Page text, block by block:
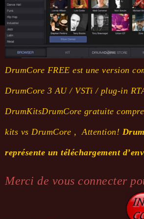
DrumCore FREE est une version
DrumCore 3 AU / VSTi / plug-in
DrumKitsDrumCore gratuite
kits vs DrumCore , Attention!
représente un téléchargement
Merci de vous connecter